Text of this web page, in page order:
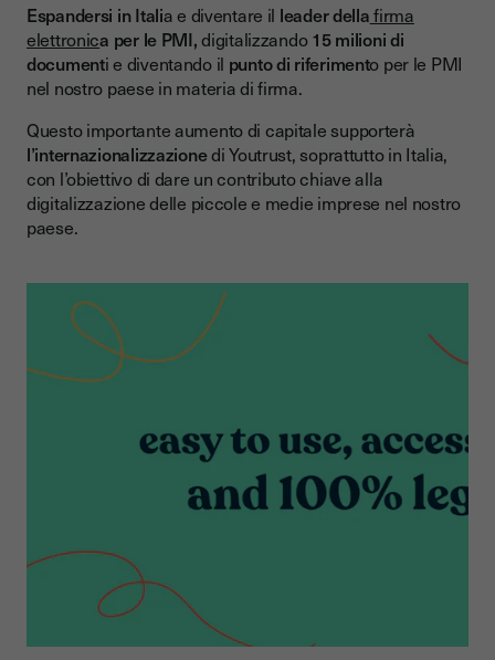
Espandersi in Italia e diventare il leader dellafirma
elettronica per le PMI,digitalizzando15 milioni di
documenti e diventando il punto di riferimento per le PMI
nel nostro paese in materia di firma.
Questo importante aumento di capitale supporterà
l’internazionalizzazionedi Youtrust, soprattutto in Italia,
con l’obiettivo di dare un contributo chiave alla
digitalizzazione delle piccole e medie imprese nel nostro
paese.